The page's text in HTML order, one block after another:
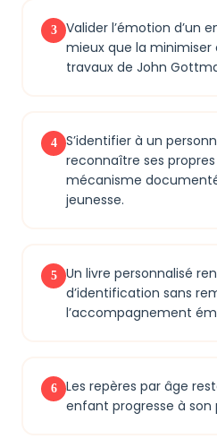
3
Valider l’émotion d’un
mieux que la minimiser
travaux de John
4
S’identifier à un
reconnaître ses
mécanisme
jeunesse.
5
Un livre personnalisé
d’identification sans
l’accompagnement
6
Les repères par âge
enfant progresse à son